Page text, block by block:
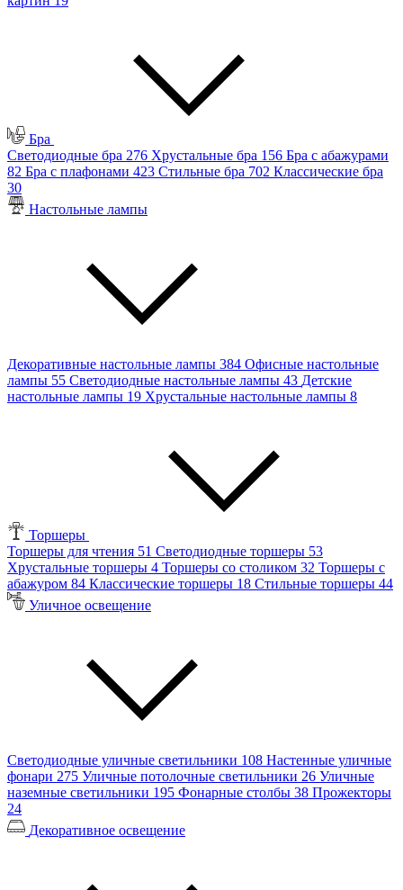
Бра
Светодиодные бра 276 Хрустальные бра 156 Бра с абажурами
82 Бра с плафонами 423 Стильные бра 702 Классические бра
30
Настольные лампы
Декоративные настольные лампы 384 Офисные настольные
лампы 55 Светодиодные настольные лампы 43 Детские
настольные лампы 19 Хрустальные настольные лампы 8
Торшеры
Торшеры для чтения 51 Светодиодные торшеры 53
Хрустальные торшеры 4 Торшеры со столиком 32 Торшеры с
абажуром 84 Классические торшеры 18 Стильные торшеры 44
Уличное освещение
Светодиодные уличные светильники 108 Настенные уличные
фонари 275 Уличные потолочные светильники 26 Уличные
наземные светильники 195 Фонарные столбы 38 Прожекторы
24
Декоративное освещение